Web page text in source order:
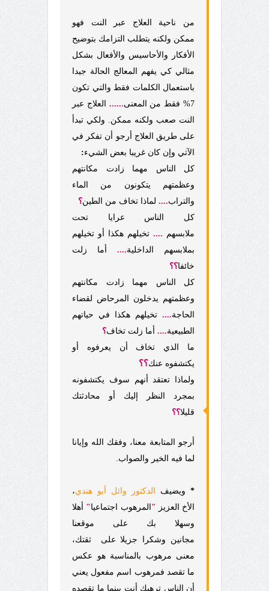
من ناحية العلاج عبر النت فهو
ممكن ولكنه يتطلب التزامك بتوضيح
الأفكار والأحاسيس والأفعال بشكل
مثالي كي يفهم المعالج الحالة جيدا
باستعمال الكلمات فقط والتي تكون
7% فقط من المعنى
...... العلاج عبر
النت صعب ولكنه ممكن. ولكي تبدأ
على طريق العلاج أرجو أن تفكر في
الآتي وإن كان غريبا بعض الشيء:
كل الناس مهما زادت مكانتهم
وعظمتهم يتكونون من الماء
والتراب.... لماذا تخاف من الطين؟
كل الناس عرايا تحت
ملابسهم .... تخيلهم هكذا أو تخيلهم
بملابسهم الداخلية.... أما زلت
خائفا؟؟
كل الناس مهما زادت مكانتهم
وعظمتهم يدخلون المرحاض لقضاء
الحاجة.... تخيلهم هكذا في حياتهم
الطبيعية.... أما زلت تخاف؟
ما الذي تخاف أن يعرفوه أو
يكتشفوه عنك؟؟
ولماذا تعتقد أنهم سوف يكتشفونه
بمجرد النظر إليك أو محادثتك
قليلا؟؟
أرجو المتابعة معنا، وفقك الله وإيانا
لما فيه الخير والصواب.
* ويضيف الدكتور وائل أبو هندي،
الأخ العزيز " المرهوب اجتماعيا" أهلا
وسهلا بك على موقعنا
مجانين وشكرا جزيلا على ثقتك،
معنى مرهوب بالمناسبة هو عكس
ما تقصد فمرهوب اسم مفعول يعني
أن الناس ترهبك أنت بينما ما تقصده